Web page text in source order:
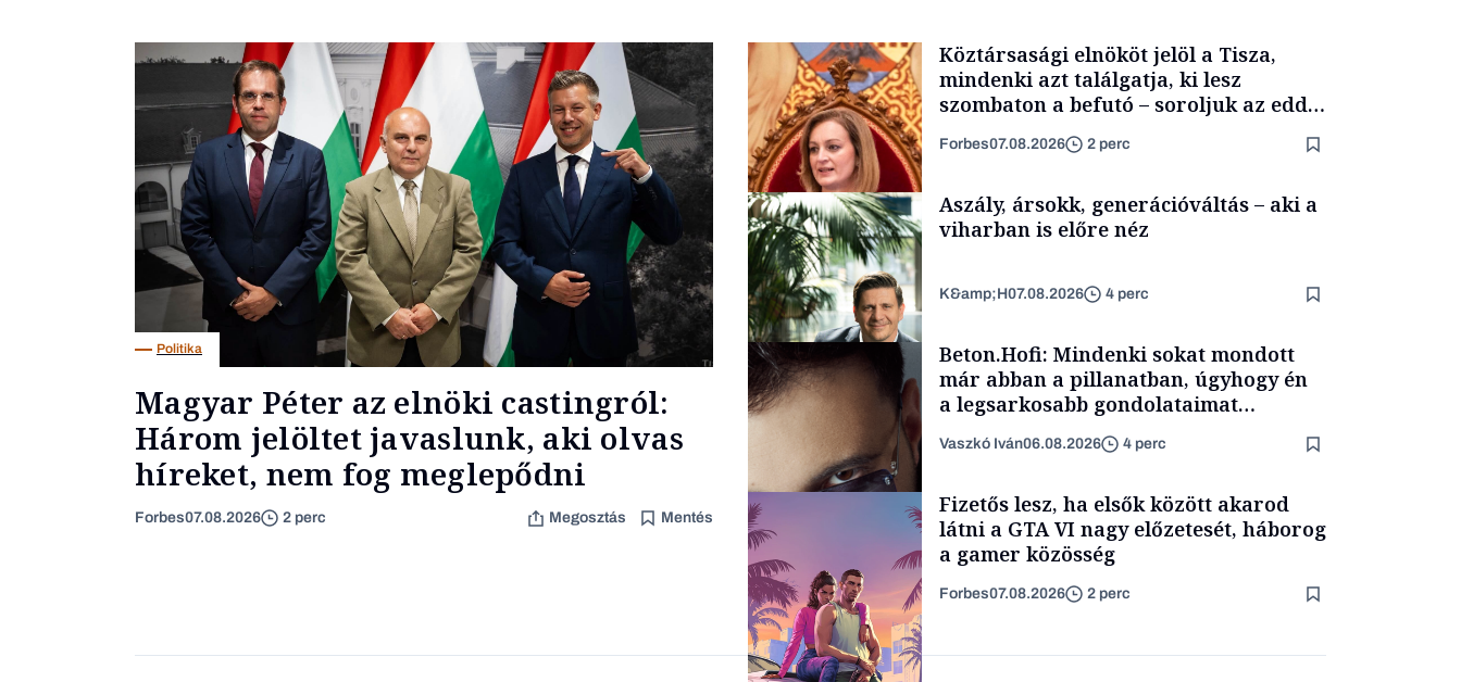
Politika
Magyar Péter az elnöki castingról:
Három jelöltet javaslunk, aki olvas
híreket, nem fog meglepődni
Forbes07.08.2026 2 perc Megosztás Mentés
Köztársasági elnököt jelöl a Tisza,
mindenki azt találgatja, ki lesz
szombaton a befutó – soroljuk az eddig
Forbes07.08.2026 2 perc
TÁMOGATÓI
Aszály, ársokk, generációváltás – aki a
viharban is előre néz
K&amp;H07.08.2026 4 perc
Forbes-sztori
Beton.Hofi: Mindenki sokat mondott
már abban a pillanatban, úgyhogy én
a legsarkosabb gondolataimat
Vaszkó Iván06.08.2026 4 perc
Fizetős lesz, ha elsők között akarod
látni a GTA VI nagy előzetesét, háborog
a gamer közösség
Forbes07.08.2026 2 perc